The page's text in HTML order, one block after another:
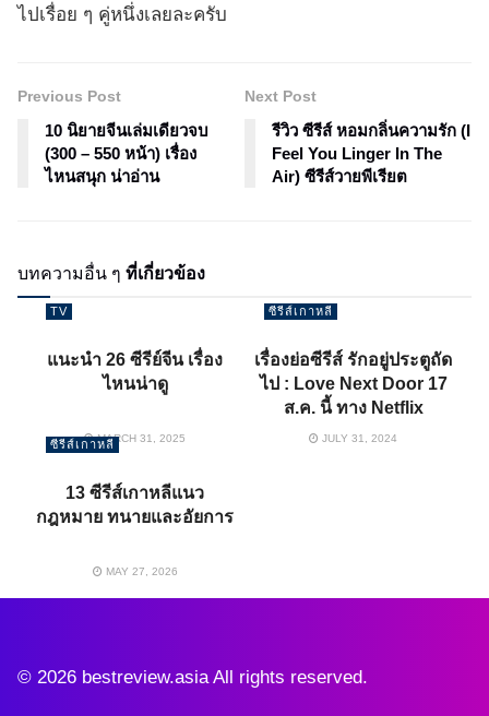
ไปเรื่อย ๆ คู่หนึ่งเลยละครับ
Previous Post
10 นิยายจีนเล่มเดียวจบ
(300 – 550 หน้า) เรื่อง
ไหนสนุก น่าอ่าน
Next Post
รีวิว ซีรีส์ หอมกลิ่นความรัก (I
Feel You Linger In The
Air) ซีรีส์วายพีเรียต
บทความอื่น ๆ ที่เกี่ยวข้อง
TV
แนะนำ 26 ซีรีย์จีน เรื่อง
ไหนน่าดู
MARCH 31, 2025
ซีรีส์เกาหลี
เรื่องย่อซีรีส์ รักอยู่ประตูถัด
ไป : Love Next Door 17
ส.ค. นี้ ทาง Netflix
JULY 31, 2024
ซีรีส์เกาหลี
13 ซีรีส์เกาหลีแนว
กฎหมาย ทนายและอัยการ
MAY 27, 2026
© 2026 bestreview.asia All rights reserved.